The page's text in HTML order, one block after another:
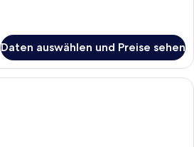
Daten auswählen und Preise sehen